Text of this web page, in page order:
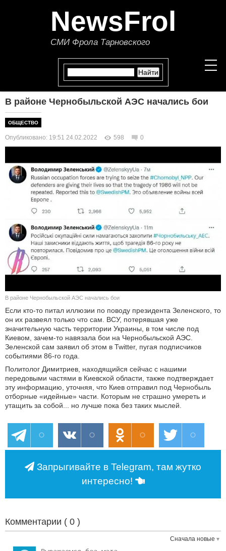
NewsFrol
СМИ Фрола Тарновского
ЭКОНОМИКА
ОБЩЕСТВО
КУЛЬТУРА
НАУКА
СПОРТ
ШОУ-БИЗНЕС
АВТО И МОТО
БЛОГ
В районе Чернобыльской АЭС начались бои
ОБЩЕСТВО
Опубликовано: 19:51 24.02.2022 598 0
В районе Чернобыльской АЭС начались бои
Если кто-то питал иллюзии по поводу президента Зеленского, то
он их развеял только что сам. ВСУ, потерявшая уже
значительную часть территории Украины, в том числе под
Киевом, зачем-то навязала бои на Чернобыльской АЭС.
Зеленской сам заявил об этом в Twitter, пугая подписчиков
событиями 86-го года.
Политолог Димитриев, находящийся сейчас с нашими
передовыми частями в Киевской области, также подтверждает
эту информацию, уточняя, что Киев отправил под Чернобыль
отборные «идейные» части. Которым не страшно умереть и
утащить за собой... но лучше пока без таких мыслей.
Запрыгивайте в Telegram, там жутко
интересно!
Комментарии ( 0 )
Сначала новые